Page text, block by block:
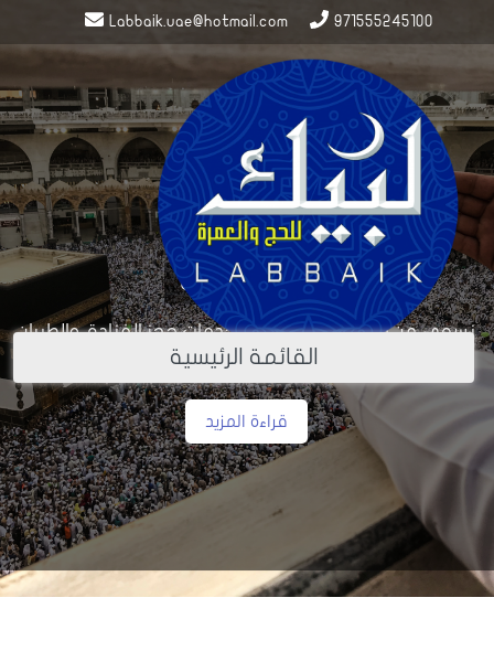
971555245100
Labbaik.uae@hotmail.com
القائمة الرئيسية